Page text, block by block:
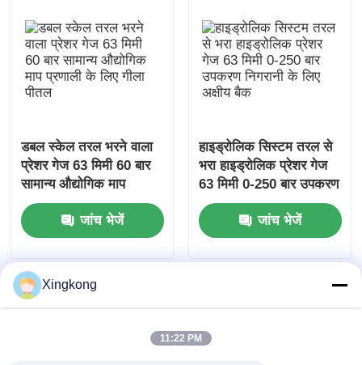
डबल स्केल तरल भरने वाला
प्रेशर गेज 63 मिमी 60 बार
सामान्य औद्योगिक माप
प्रणाली के लिए गीला पीतल
जांच भेजें
हाइड्रोलिक सिस्टम तरल से
भरा हाइड्रोलिक प्रेशर गेज
63 मिमी 0-250 बार उपकरण
निगरानी के लिए अक्षीय बैक
जांच भेजें
Xingkong
11:22 PM